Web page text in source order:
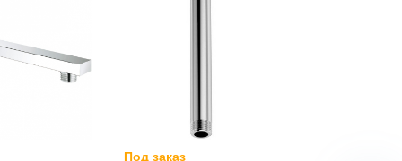
Под заказ